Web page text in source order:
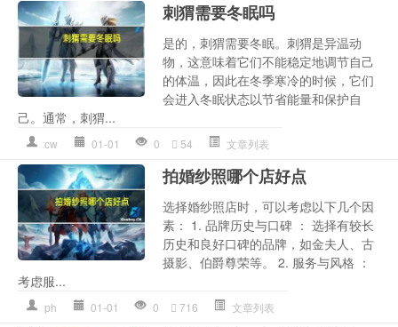
刺猬需要冬眠吗
是的，刺猬需要冬眠。刺猬是异温动
物，这意味着它们不能稳定地调节自己
的体温，因此在冬季寒冷的时候，它们
会进入冬眠状态以节省能量和保护自
己。通常，刺猬...
cw 01-01 0 54 文章列表
拍婚纱照哪个店好点
选择婚纱照店时，可以考虑以下几个因
素： 1. 品牌历史与口碑 ： 选择有较长
历史和良好口碑的品牌，如金夫人、古
摄影、伯爵尊荣等。 2. 服务与风格 ：
考虑服...
ph 01-01 0 716 文章列表